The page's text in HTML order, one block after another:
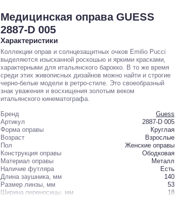
Медицинская оправа GUESS
2887-D 005
Характеристики
Коллекции оправ и солнцезащитных очков Emilio Pucci
выделяются изысканной роскошью и яркими красками,
характерными для итальянского барокко. В то же время
среди этих живописных дизайнов можно найти и строгие
черно-белые модели в ретро-стиле. Это своеобразный
знак уважения и восхищения золотым веком
итальянского кинематографа.
Бренд
Guess
Артикул
2887-D 005
Форма оправы
Круглая
Возраст
Взрослые
Пол
Женские оправы
Конструкция оправы
Ободковая
Материал оправы
Металл
Наличие футляра
Есть
Длина заушника, мм
140
Размер линзы, мм
53
Ширина переносицы, мм
18